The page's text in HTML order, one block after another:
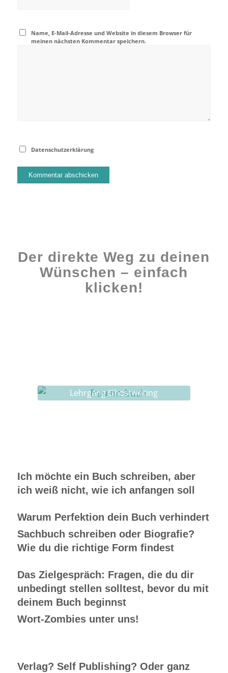
Name, E-Mail-Adresse und Website in diesem Browser für
meinen nächsten Kommentar speichern.
Datenschutzerklärung
Der direkte Weg zu deinen
Wünschen – einfach
klicken!
Lehrgang Ghostwriting
Ich möchte ein Buch schreiben, aber
ich weiß nicht, wie ich anfangen soll
Warum Perfektion dein Buch verhindert
Sachbuch schreiben oder Biografie?
Wie du die richtige Form findest
Das Zielgespräch: Fragen, die du dir
unbedingt stellen solltest, bevor du mit
deinem Buch beginnst
Wort-Zombies unter uns!
Verlag? Self Publishing? Oder ganz